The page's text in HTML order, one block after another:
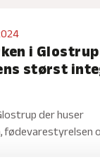
i
størst
der huser
fødevarestyrelsen